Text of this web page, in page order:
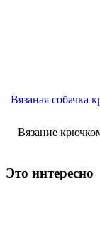
Вязаная собачка
Вязание
Это интересно